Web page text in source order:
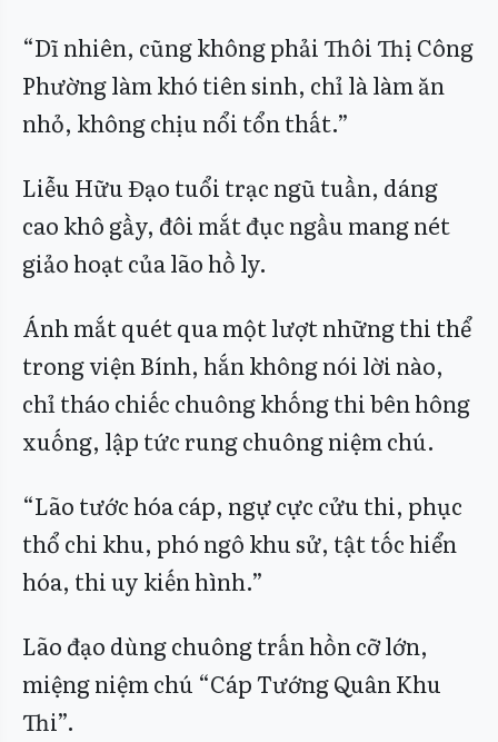
“Dĩ nhiên, cũng không phải Thôi Thị Công
Phường làm khó tiên sinh, chỉ là làm ăn
nhỏ, không chịu nổi tổn thất.”
Liễu Hữu Đạo tuổi trạc ngũ tuần, dáng
cao khô gầy, đôi mắt đục ngầu mang nét
giảo hoạt của lão hồ ly.
Ánh mắt quét qua một lượt những thi thể
trong viện Bính, hắn không nói lời nào,
chỉ tháo chiếc chuông khống thi bên hông
xuống, lập tức rung chuông niệm chú.
“Lão tước hóa cáp, ngự cực cửu thi, phục
thổ chi khu, phó ngô khu sử, tật tốc hiển
hóa, thi uy kiến hình.”
Lão đạo dùng chuông trấn hồn cỡ lớn,
miệng niệm chú “Cáp Tướng Quân Khu
Thi”.